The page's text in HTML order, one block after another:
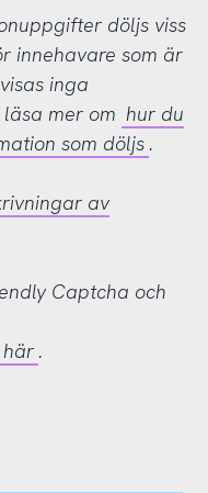
döljs viss
innehavare som är
inga
mer om hur du
som döljs .
av
Captcha och
.